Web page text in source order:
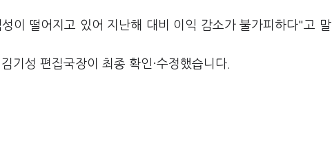
이 떨어지고 있어 지난해 대비 이익 감소가 불가피하다"고 말
기성 편집국장이 최종 확인·수정했습니다.